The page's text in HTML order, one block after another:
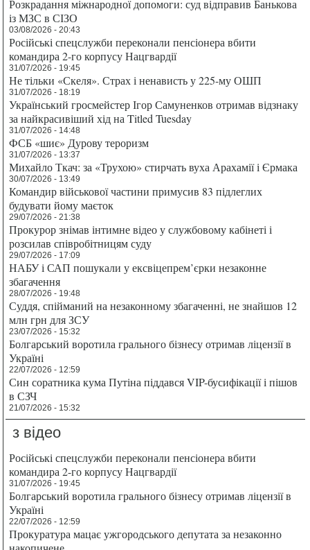
Розкрадання міжнародної допомоги: суд відправив Банькова
із МЗС в СІЗО
03/08/2026 - 20:43
Російські спецслужби переконали пенсіонера вбити
командира 2-го корпусу Нацгвардії
31/07/2026 - 19:45
Не тільки «Скеля». Страх і ненависть у 225-му ОШП
31/07/2026 - 18:19
Український гросмейстер Ігор Самуненков отримав відзнаку
за найкрасивіший хід на Titled Tuesday
31/07/2026 - 14:48
ФСБ «шиє» Дурову тероризм
31/07/2026 - 13:37
Михайло Ткач: за «Трухою» стирчать вуха Арахамії і Єрмака
30/07/2026 - 13:49
Командир військової частини примусив 83 підлеглих
будувати йому маєток
29/07/2026 - 21:38
Прокурор знімав інтимне відео у службовому кабінеті і
розсилав співробітницям суду
29/07/2026 - 17:09
НАБУ і САП пошукали у ексвіцепрем’єрки незаконне
збагачення
28/07/2026 - 19:48
Суддя, спійманий на незаконному збагаченні, не знайшов 12
млн грн для ЗСУ
23/07/2026 - 15:32
Болгарський воротила грального бізнесу отримав ліцензії в
Україні
22/07/2026 - 12:59
Син соратника кума Путіна піддався VIP-бусифікації і пішов
в СЗЧ
21/07/2026 - 15:32
з відео
Російські спецслужби переконали пенсіонера вбити
командира 2-го корпусу Нацгвардії
31/07/2026 - 19:45
Болгарський воротила грального бізнесу отримав ліцензії в
Україні
22/07/2026 - 12:59
Прокуратура мацає ужгородського депутата за незаконно